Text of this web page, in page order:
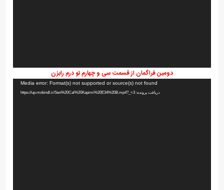
دومین فراگمان از قسمت سی و چهارم تو درم رابزن
Media error: Format(s) not supported or source(s) not found
دریافت پرونده: https://up.mobindl.ir/Sen%20Cal%20Kapimi%20E34%20B.mp4?_=3